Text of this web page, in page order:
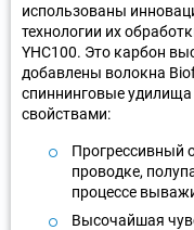
использованы
технологии их
YHC100. Это карбон
добавлены волокна
спиннинговые
свойствами:
Прогрессивный
проводке,
процессе
Высочайшая